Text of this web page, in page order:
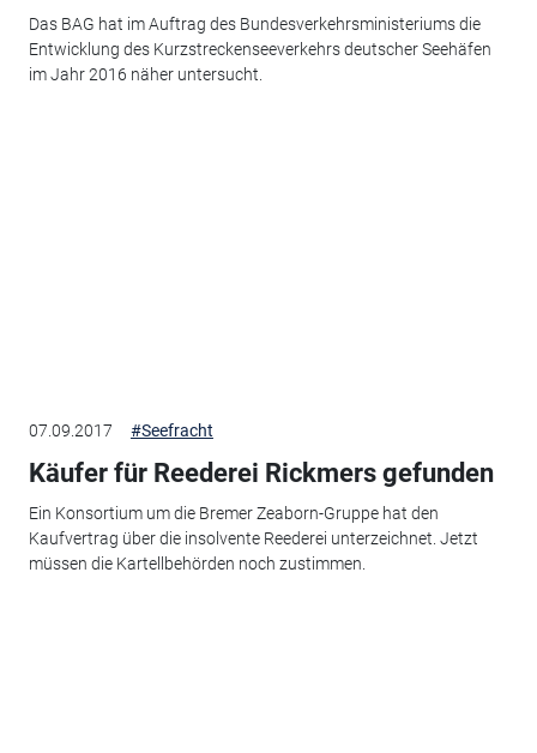
Das BAG hat im Auftrag des Bundesverkehrsministeriums die
Entwicklung des Kurzstreckenseeverkehrs deutscher Seehäfen
im Jahr 2016 näher untersucht.
07.09.2017 #Seefracht
Käufer für Reederei Rickmers gefunden
Ein Konsortium um die Bremer Zeaborn-Gruppe hat den
Kaufvertrag über die insolvente Reederei unterzeichnet. Jetzt
müssen die Kartellbehörden noch zustimmen.